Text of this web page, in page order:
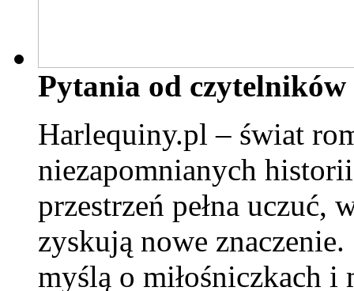
Pytania od czytelników
Harlequiny.pl – świat
niezapomnianych
przestrzeń pełna uczuć,
zyskują nowe
myślą o miłośniczkach i